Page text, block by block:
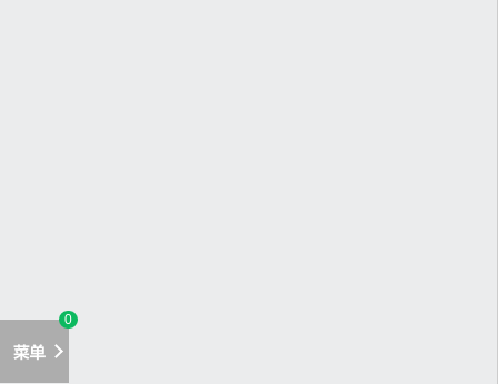
0